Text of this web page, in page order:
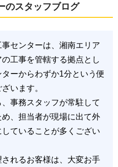
村 / 宝町 / 立野町 / 田
寺 / 豊田本郷 / 豊田宮下
/ 中原上宿 / 中原下宿 /
原 / 錦町 / 西真土 / 西
根坂間
入本町 / 東真土 / 東豊
八幡 / 日向岡 / 平塚 / 広
じみ野 / 札場町 / 紅谷
のスタッフブログ
センターは、湘南エリア
工事を管轄する拠点とし
ーからわずか1分という便
います。
、事務スタッフが常駐して
、担当者が現場に出て外
していることが多くござい
されるお客様は、大変お手